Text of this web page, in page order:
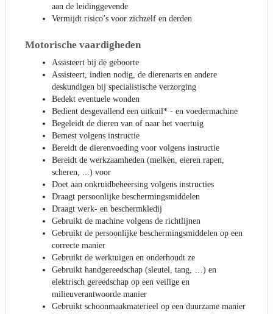
aan de leidinggevende
Vermijdt risico’s voor zichzelf en derden
Motorische vaardigheden
Assisteert bij de geboorte
Assisteert, indien nodig, de dierenarts en andere
deskundigen bij specialistische verzorging
Bedekt eventuele wonden
Bedient desgevallend een uitkuil* - en voedermachine
Begeleidt de dieren van of naar het voertuig
Bemest volgens instructie
Bereidt de dierenvoeding voor volgens instructie
Bereidt de werkzaamheden (melken, eieren rapen,
scheren, ...) voor
Doet aan onkruidbeheersing volgens instructies
Draagt persoonlijke beschermingsmiddelen
Draagt werk- en beschermkledij
Gebruikt de machine volgens de richtlijnen
Gebruikt de persoonlijke beschermingsmiddelen op een
correcte manier
Gebruikt de werktuigen en onderhoudt ze
Gebruikt handgereedschap (sleutel, tang, …) en
elektrisch gereedschap op een veilige en
milieuverantwoorde manier
Gebruikt schoonmaakmaterieel op een duurzame manier